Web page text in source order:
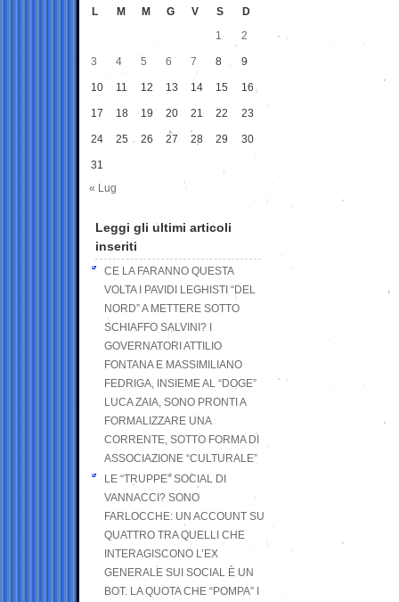
L M M G V S
D
1
2
3 4 5 6 7 8 9
10 11 12 13 14 15 16
17 18 19 20 21 22 23
24 25 26 27 28 29 30
31
« Lug
Leggi gli ultimi articoli
inseriti
CE LA FARANNO QUESTA
VOLTA I PAVIDI LEGHISTI “DEL
NORD” A METTERE SOTTO
SCHIAFFO SALVINI? I
GOVERNATORI ATTILIO
FONTANA E MASSIMILIANO
FEDRIGA, INSIEME AL “DOGE”
LUCA ZAIA, SONO PRONTI A
FORMALIZZARE UNA
CORRENTE, SOTTO FORMA DI
ASSOCIAZIONE “CULTURALE”
LE “TRUPPE” SOCIAL DI
VANNACCI? SONO
FARLOCCHE: UN ACCOUNT SU
QUATTRO TRA QUELLI CHE
INTERAGISCONO L’EX
GENERALE SUI SOCIAL È UN
BOT. LA QUOTA CHE “POMPA” I